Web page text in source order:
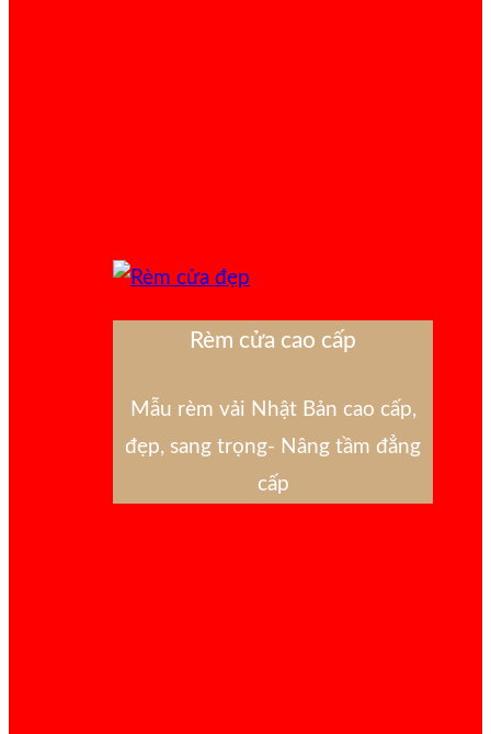
Rèm cửa cao cấp
Mẫu rèm vải Nhật Bản cao cấp,
đẹp, sang trọng- Nâng tầm đẳng
cấp